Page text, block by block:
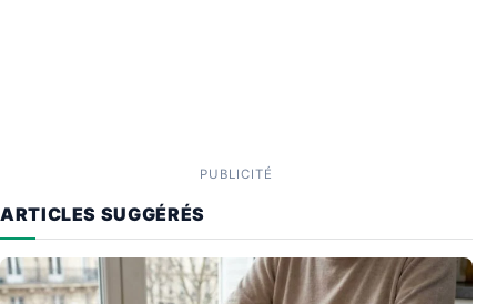
PUBLICITÉ
ARTICLES SUGGÉRÉS